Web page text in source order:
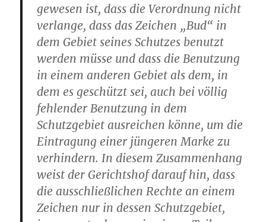
gewesen ist, dass die Verordnung nicht
verlange, dass das Zeichen „Bud“ in
dem Gebiet seines Schutzes benutzt
werden müsse und dass die Benutzung
in einem anderen Gebiet als dem, in
dem es geschützt sei, auch bei völlig
fehlender Benutzung in dem
Schutzgebiet ausreichen könne, um die
Eintragung einer jüngeren Marke zu
verhindern. In diesem Zusammenhang
weist der Gerichtshof darauf hin, dass
die ausschließlichen Rechte an einem
Zeichen nur in dessen Schutzgebiet,